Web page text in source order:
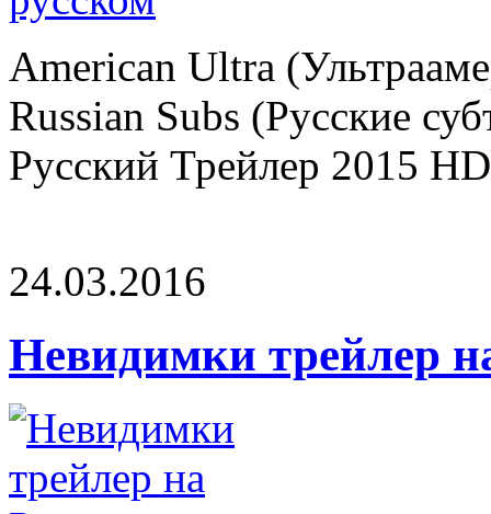
American Ultra
Russian Subs (Русские
Русский Трейлер 2015
24.03.2016
Невидимки трейлер